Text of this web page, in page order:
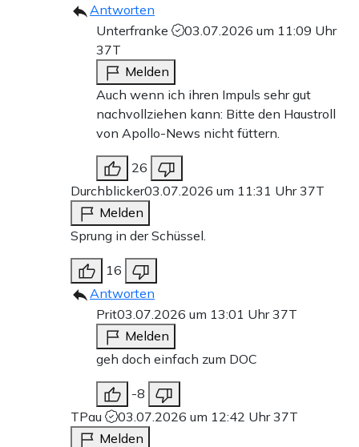
Antworten
Unterfranke
03.07.2026 um 11:09 Uhr
37T
Melden
Auch wenn ich ihren Impuls sehr gut
nachvollziehen kann: Bitte den Haustroll
von Apollo-News nicht füttern.
26
Durchblicker03.07.2026 um 11:31 Uhr37T
Melden
Sprung in der Schüssel.
16
Antworten
Prit03.07.2026 um 13:01 Uhr37T
Melden
geh doch einfach zum DOC
-8
TPau
03.07.2026 um 12:42 Uhr37T
Melden